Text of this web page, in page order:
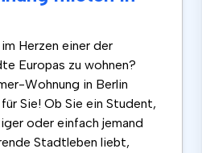
Herzen einer der
Europas zu wohnen?
Wohnung in Berlin
Sie! Ob Sie ein Student,
oder einfach jemand
Stadtleben liebt,